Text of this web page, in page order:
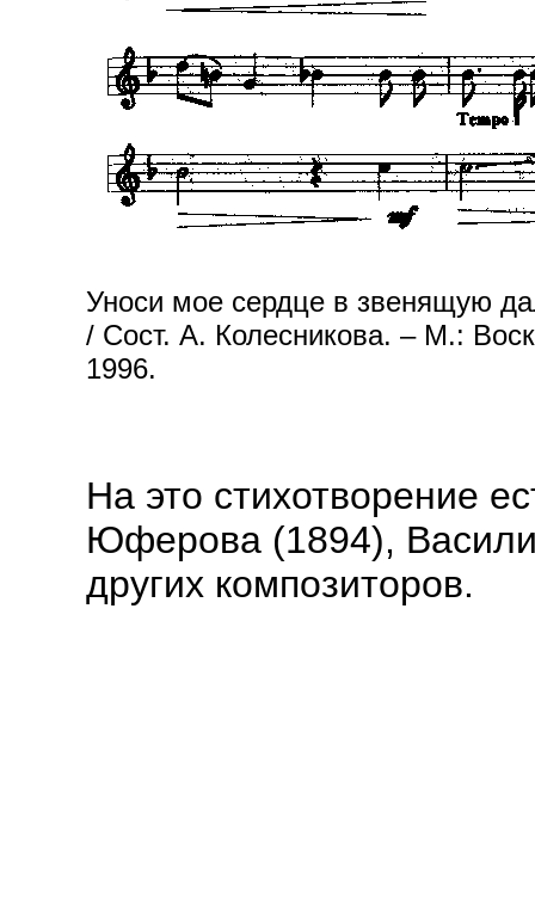
Уноси мое сердце в звенящую
/ Сост. А. Колесникова. – М.:
1996.
На это стихотворение
Юферова (1894),
других композиторов.